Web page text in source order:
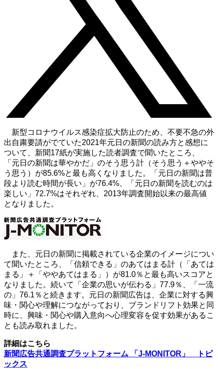
新型コロナウイルス感染症拡大防止のため、不要不急の外
出自粛要請がでていた2021年元日の新聞の読み方と感想に
ついて、新聞17紙が実施した読者調査で聞いたところ、
「元日の新聞は華やかだ」のそう思う計（そう思う＋ややそ
う思う）が85.6%と最も高くなりました。「元日の新聞は普
段より読む時間が長い」が76.4%、「元日の新聞を読むのは
楽しい」72.7%はそれぞれ、2013年調査開始以来の最高値
となりました。
また、元日の新聞に掲載されている企業のイメージについ
て聞いたところ、「信頼できる」のあてはまる計（「あては
まる」＋「ややあてはまる」）が81.0％と最も高いスコアと
なりました。続いて「企業の思いが伝わる」77.9％、「一流
の」76.1％と続きます。元日の新聞広告は、企業に対する興
味・関心や理解につながっており、ブランドリフト効果と同
時に、興味・関心や購入意向へ心理変容を促す効果があるこ
とも読み取れました。
詳細はこちら
新聞広告共通調査プラットフォーム 「J-MONITOR」 トピ
ックス